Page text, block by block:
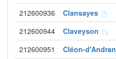
212600936 Clansayes
212600944 Claveyson
212600951 Cléon-d'Andran